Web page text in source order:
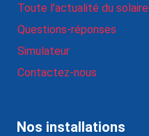
Toute l'actualité du solaire
Questions-réponses
Simulateur
Contactez-nous
Nos installations